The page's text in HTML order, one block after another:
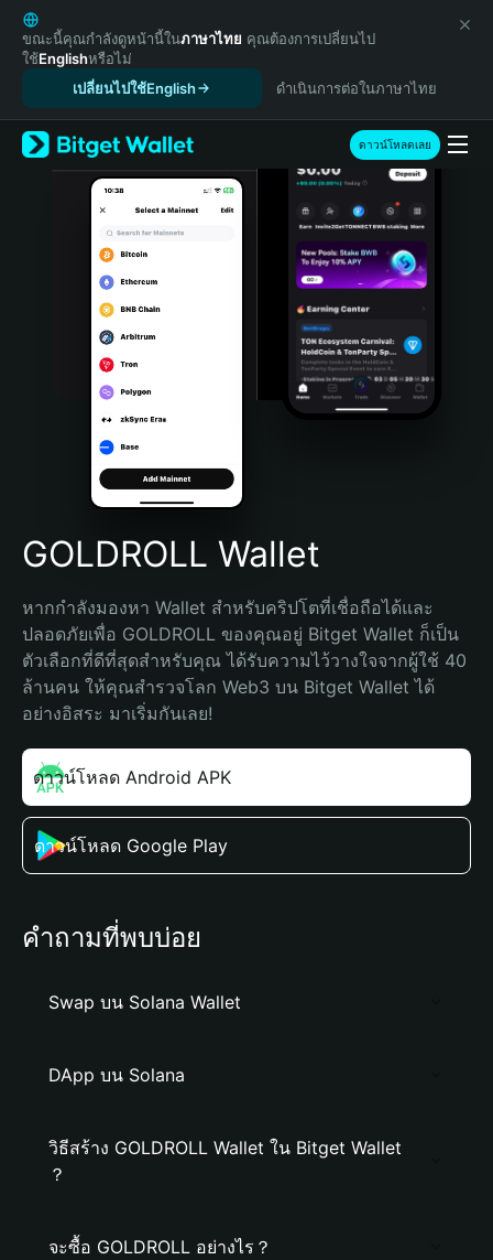
English
日本語
Tiếng Việt
Español (Latinoamérica)
Türkçe
Italiano
Português (Portugal)
Bahasa Indonesia
Português (Brasil)
Español (Argentina)
ขณะนี้คุณกำลังดูหน้านี้ในภาษาไทย คุณต้องการเปลี่ยนไป
ใช้Englishหรือไม่
เปลี่ยนไปใช้English
ดำเนินการต่อในภาษาไทย
ดาวน์โหลดเลย
GOLDROLL Wallet
หากกำลังมองหา Wallet สำหรับคริปโตที่เชื่อถือได้และ
ปลอดภัยเพื่อ GOLDROLL ของคุณอยู่ Bitget Wallet ก็เป็น
ตัวเลือกที่ดีที่สุดสำหรับคุณ ได้รับความไว้วางใจจากผู้ใช้ 40
ล้านคน ให้คุณสำรวจโลก Web3 บน Bitget Wallet ได้
อย่างอิสระ มาเริ่มกันเลย!
ดาวน์โหลด Android APK
ดาวน์โหลด Google Play
คำถามที่พบบ่อย
Swap บน Solana Wallet
DApp บน Solana
วิธีสร้าง GOLDROLL Wallet ใน Bitget Wallet
？
จะซื้อ GOLDROLL อย่างไร？